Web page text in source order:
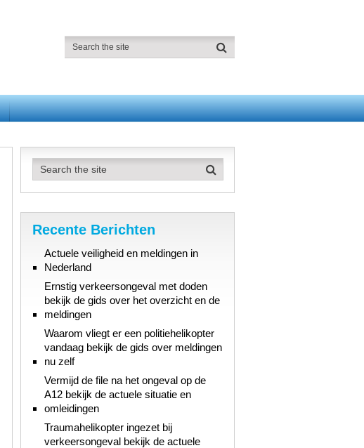
Recente Berichten
Actuele veiligheid en meldingen in
Nederland
Ernstig verkeersongeval met doden
bekijk de gids over het overzicht en de
meldingen
Waarom vliegt er een politiehelikopter
vandaag bekijk de gids over meldingen
nu zelf
Vermijd de file na het ongeval op de
A12 bekijk de actuele situatie en
omleidingen
Traumahelikopter ingezet bij
verkeersongeval bekijk de actuele